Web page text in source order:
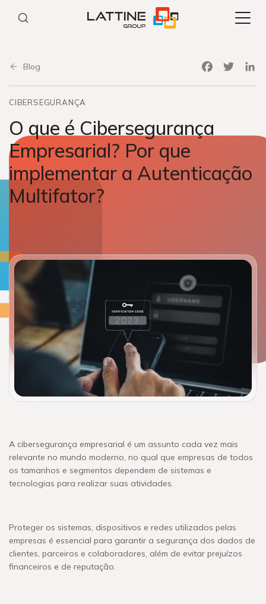
Blog
FacebookTwitter
CIBERSEGURANÇA
O que é Cibersegurança
Empresarial? Por que
implementar a Autenticação
Multifator?
A cibersegurança empresarial é um assunto cada vez mais
relevante no mundo moderno, no qual que empresas de todos
os tamanhos e segmentos dependem de sistemas e
tecnologias para realizar suas atividades.
Proteger os sistemas, dispositivos e redes utilizados pelas
empresas é essencial para garantir a segurança dos dados de
clientes, parceiros e colaboradores, além de evitar prejuízos
financeiros e de reputação.